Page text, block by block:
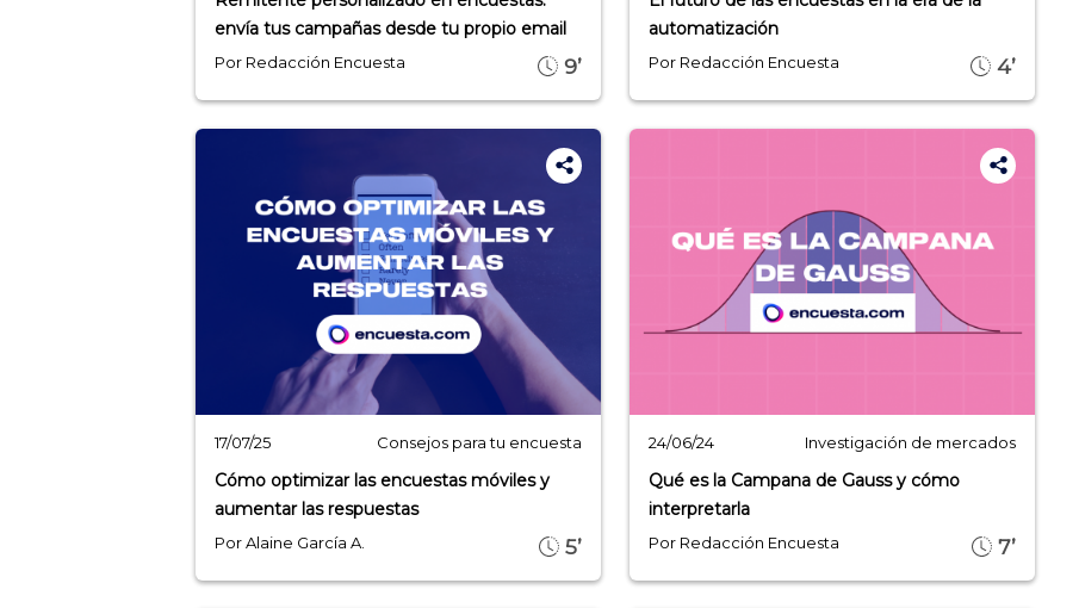
envía tus campañas desde tu propio email
Por Redacción Encuesta 9’
automatización
Por Redacción Encuesta 4’
17/07/25 Consejos para tu encuesta
Cómo optimizar las encuestas móviles y
aumentar las respuestas
Por Alaine García A. 5’
24/06/24 Investigación de mercados
Qué es la Campana de Gauss y cómo
interpretarla
Por Redacción Encuesta 7’